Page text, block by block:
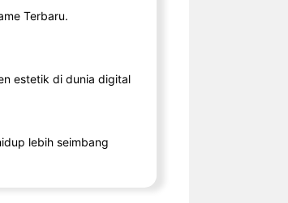
Terbaru.
estetik di dunia digital
lebih seimbang